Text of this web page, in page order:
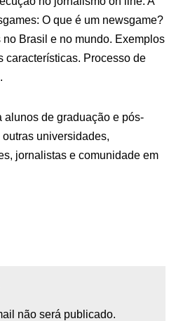
O que é um newsgame?
Brasil e no mundo. Exemplos
características. Processo de
alunos de graduação e pós-
universidades,
jornalistas e comunidade em
não será publicado.